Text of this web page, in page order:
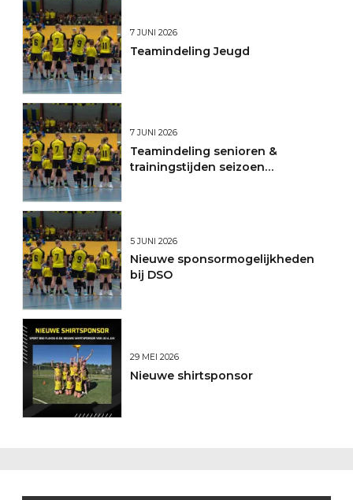
7 JUNI 2026
Teamindeling Jeugd
7 JUNI 2026
Teamindeling senioren &
trainingstijden seizoen
5 JUNI 2026
Nieuwe sponsormogelijkheden
bij DSO
29 MEI 2026
Nieuwe shirtsponsor